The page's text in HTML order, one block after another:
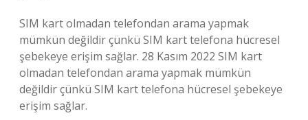
SIM kart olmadan telefondan arama yapmak
mümkün değildir çünkü SIM kart telefona hücresel
şebekeye erişim sağlar. 28 Kasım 2022 SIM kart
olmadan telefondan arama yapmak mümkün
değildir çünkü SIM kart telefona hücresel şebekeye
erişim sağlar.